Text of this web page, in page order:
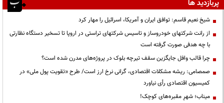
پربازدید ها
شیخ نعیم قاسم: توافق ایران و آمریکا، اسرائیل را مهار کرد
از رانت‌ شرکتهای خودروساز و تاسیس شرکتهای تراستی در اروپا تا تسخیر دستگاه نظارتی
با چه هدفی صورت گرفته است
چرا قالب وافل جایگزین سقف تیرچه بلوک در پروژه‌های مدرن شده است؟
صمصامی: ریشه مشکلات اقتصادی، گرانی نرخ ارز است/ طرح «تقویت پول ملی» در
کمیسیون اقتصادی رأی نیاورد
میناب؛ شهرِ مقبره‌های کوچک!